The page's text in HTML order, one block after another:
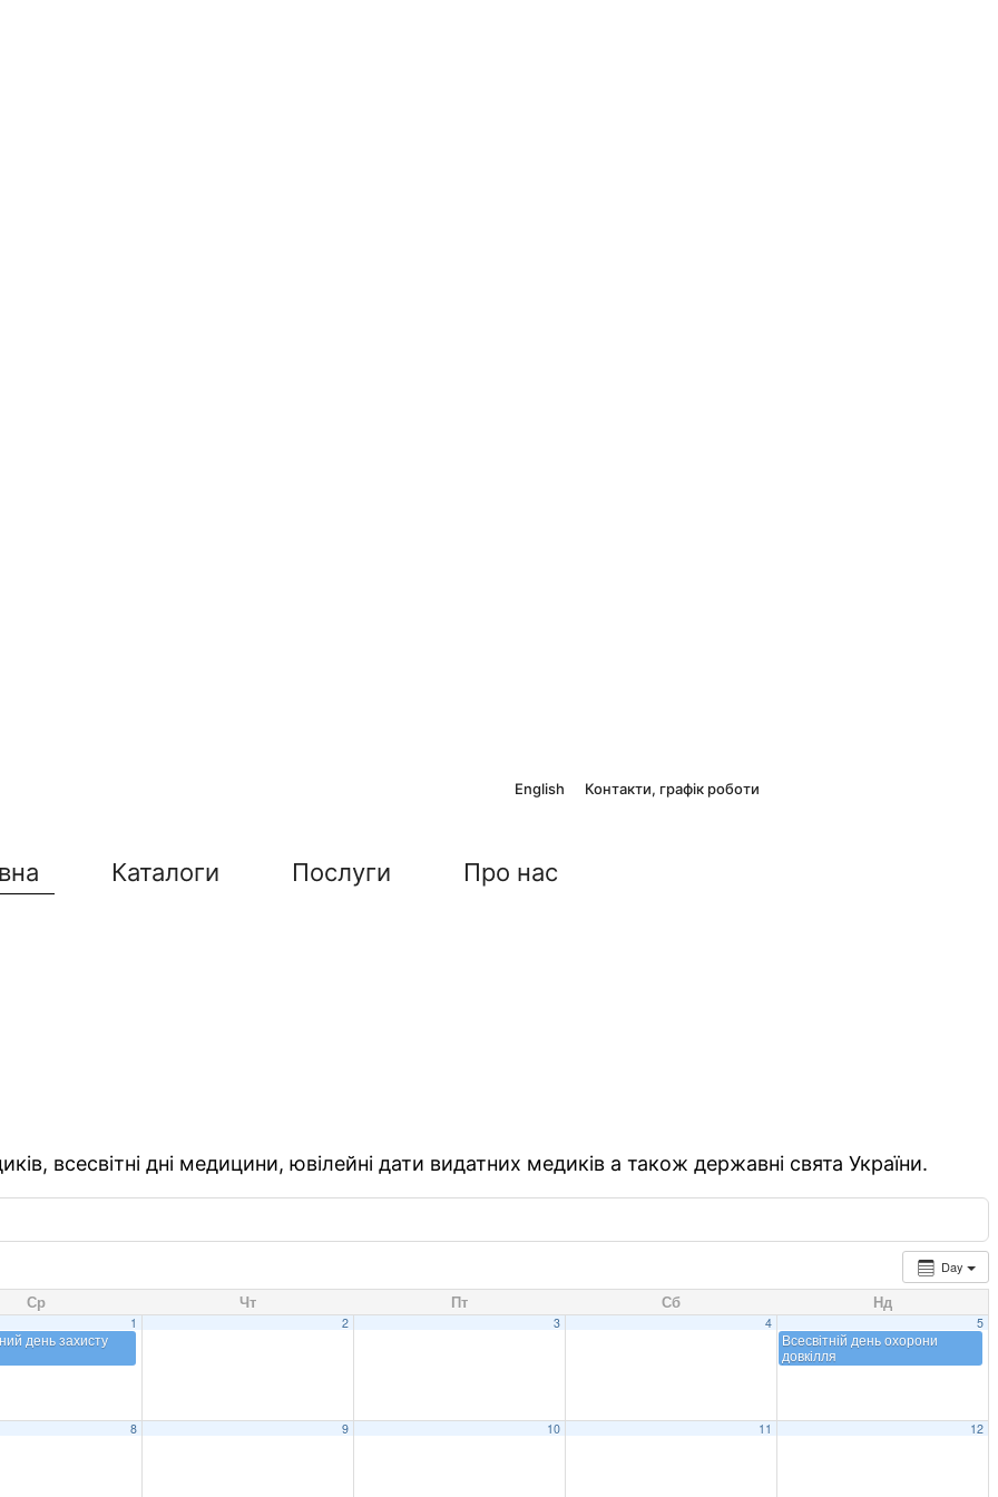
English Контакти, графік роботи
Каталоги Послуги Про нас
всесвітні дні медицини, ювілейні дати видатних медиків а також державні свята України.
Day
Ср Чт Пт Сб Нд
1
день захисту
2 3 4 5
Всесвітній день охорони
довкілля
8 9 10 11 12